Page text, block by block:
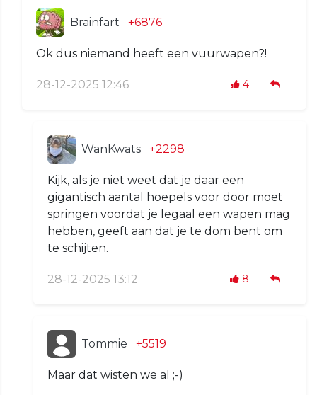
Brainfart +6876
Ok dus niemand heeft een vuurwapen?!
28-12-2025 12:46 4
WanKwats +2298
Kijk, als je niet weet dat je daar een
gigantisch aantal hoepels voor door moet
springen voordat je legaal een wapen mag
hebben, geeft aan dat je te dom bent om
te schijten.
28-12-2025 13:12 8
Tommie +5519
Maar dat wisten we al ;-)